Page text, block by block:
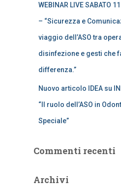
WEBINAR LIVE SABATO
– “Sicurezza e
viaggio dell’ASO tra
disinfezione e gesti che
differenza.”
Nuovo articolo IDEA su
“Il ruolo dell’ASO in
Speciale”
Commenti recenti
Archivi